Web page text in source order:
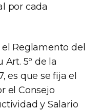
por cada
Reglamento del
Art. 5º de la
es que se fija el
el Consejo
y Salario